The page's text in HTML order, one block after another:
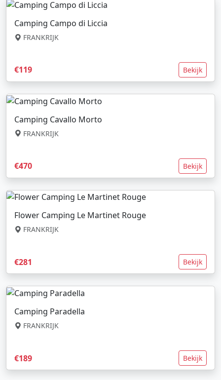
Camping Campo di Liccia
FRANKRIJK
€119 Bekijk
Camping Cavallo Morto
FRANKRIJK
€470 Bekijk
Flower Camping Le Martinet Rouge
FRANKRIJK
€281 Bekijk
Camping Paradella
FRANKRIJK
€189 Bekijk